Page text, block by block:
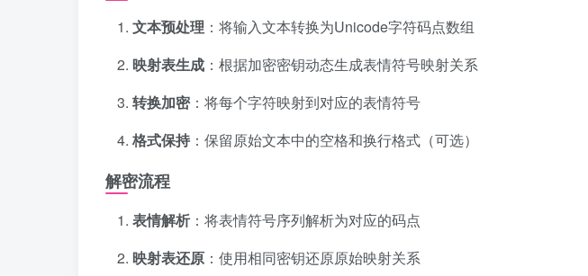
文本预处理 ：将输入文本转换为Unicode字符码点数组
映射表生成 ：根据加密密钥动态生成表情符号映射关系
转换加密：将每个字符映射到对应的表情符号
格式保持 ：保留原始文本中的空格和换行格式（可选）
解密流程
表情解析 ：将表情符号序列解析为对应的码点
映射表还原 ：使用相同密钥还原原始映射关系